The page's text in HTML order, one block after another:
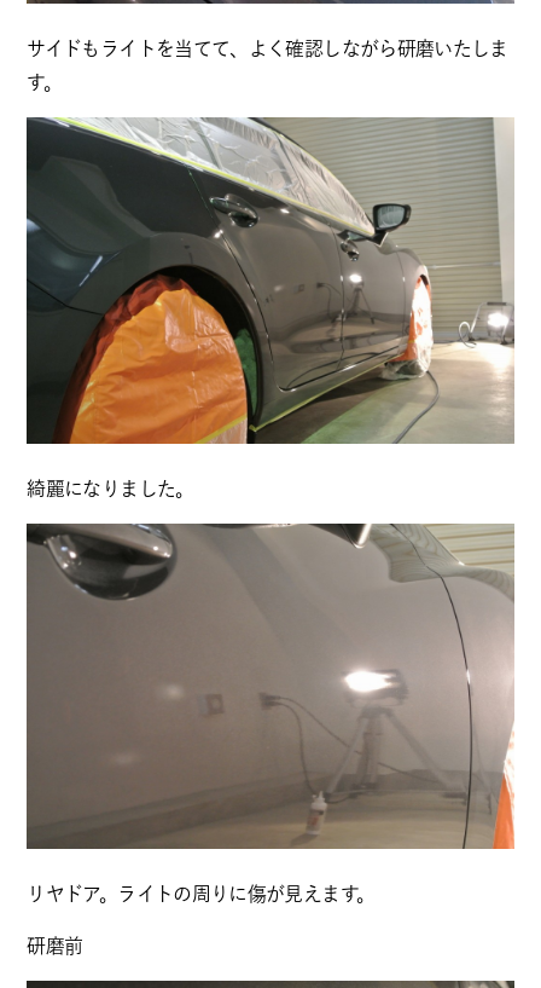
サイドもライトを当てて、よく確認しながら研磨いたしま
す。
綺麗になりました。
リヤドア。ライトの周りに傷が見えます。
研磨前